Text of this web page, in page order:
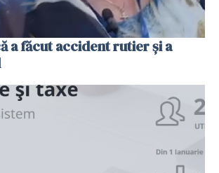
a făcut accident rutier și a